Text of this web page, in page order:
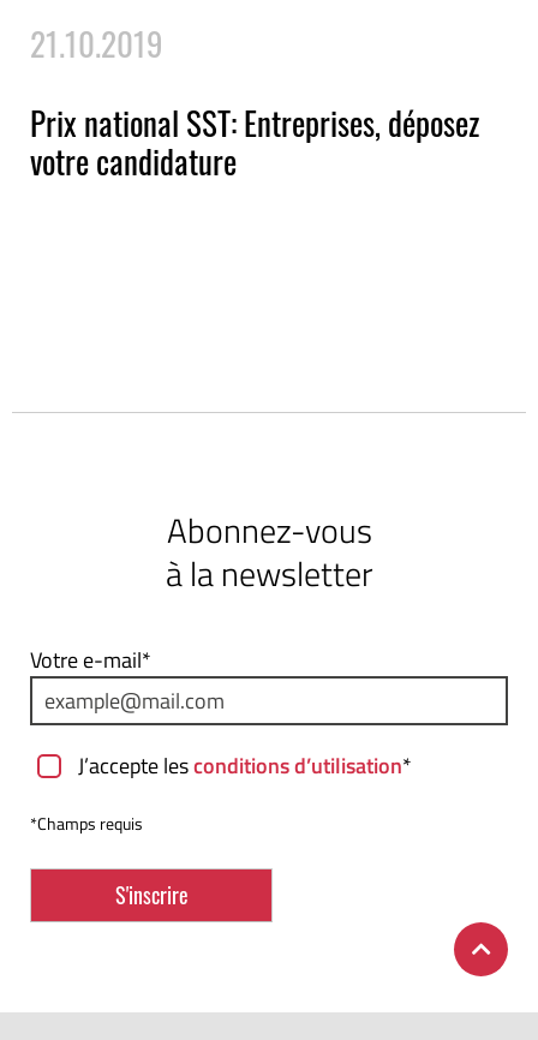
21.10.2019
Prix national SST: Entreprises, déposez
votre candidature
Abonnez-vous
à la newsletter
Votre e-mail*
J’accepte lesconditions d’utilisation*
*Champs requis